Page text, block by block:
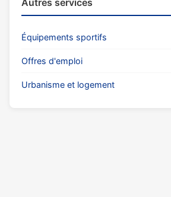
Autres services
Équipements sportifs
Offres d'emploi
Urbanisme et logement